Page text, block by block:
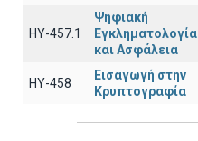
ΗΥ-457.1
Ψηφιακή
Εγκληματολογία
και Ασφάλεια
ΗΥ-458
Εισαγωγή στην
Κρυπτογραφία